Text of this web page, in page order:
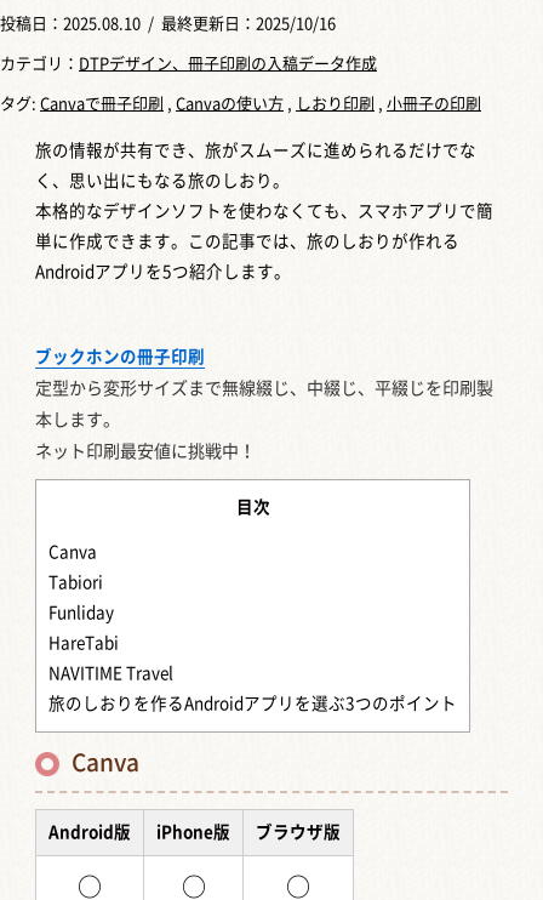
投稿日： 2025.08.10 / 最終更新日：2025/10/16
カテゴリ： DTPデザイン、冊子印刷の入稿データ作成
タグ: Canvaで冊子印刷 Canvaの使い方 しおり印刷 小冊子の印刷
旅の情報が共有でき、旅がスムーズに進められるだけでな
く、思い出にもなる旅のしおり。
本格的なデザインソフトを使わなくても、スマホアプリで簡
単に作成できます。この記事では、旅のしおりが作れる
Androidアプリを5つ紹介します。
ブックホンの冊子印刷
定型から変形サイズまで無線綴じ、中綴じ、平綴じを印刷製
本します。
ネット印刷最安値に挑戦中！
目次
Canva
Tabiori
Funliday
HareTabi
NAVITIME Travel
旅のしおりを作るAndroidアプリを選ぶ3つのポイント
Canva
Android版 iPhone版 ブラウザ版
○ ○ ○